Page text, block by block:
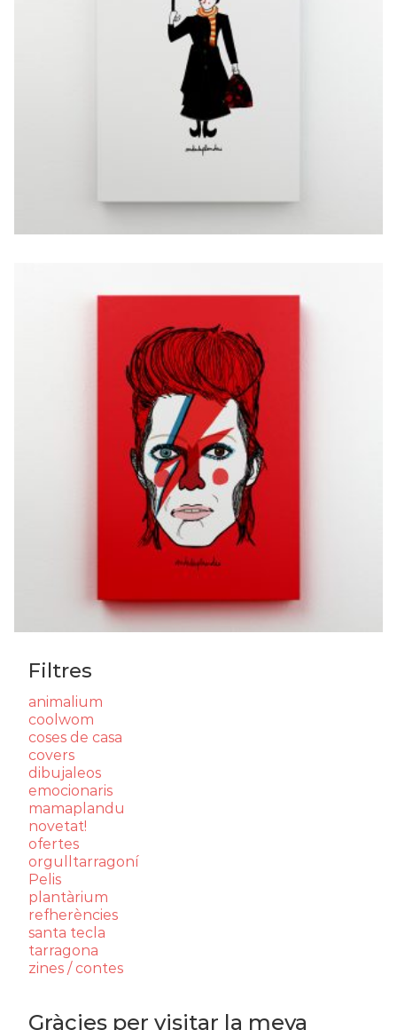
10,00 –€20,00
BOWIE
€20,00
Filtres
animalium
coolwom
coses de casa
covers
dibujaleos
emocionaris
mamaplandu
novetat!
ofertes
orgulltarragoní
Pelis
plantàrium
refherències
santa tecla
tarragona
zines / contes
Gràcies per visitar la meva